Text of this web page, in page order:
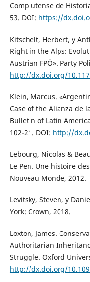
Complutense de
53. DOI: https://
Kitschelt, Herbert, y
Right in the Alps:
Austrian FPÖ». Party
http://dx.doi.org/
Klein, Marcus.
Case of the Alianza de
Bulletin of Latin
102-21. DOI: http://
Lebourg, Nicolas &
Le Pen. Une histoire
Nouveau Monde, 2012.
Levitsky, Steven, y
York: Crown, 2018.
Loxton, James.
Authoritarian
Struggle. Oxford
http://dx.doi.org/